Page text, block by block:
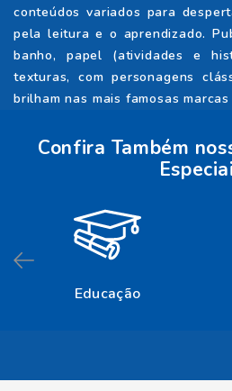
conteúdos variados para
pela leitura e o aprendizado.
banho, papel (atividades e
texturas, com personagens
brilham nas mais famosas
Confira Também